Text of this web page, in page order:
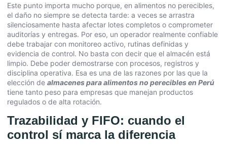
Este punto importa mucho porque, en alimentos no perecibles,
el daño no siempre se detecta tarde: a veces se arrastra
silenciosamente hasta afectar lotes completos o comprometer
auditorías y entregas. Por eso, un operador realmente confiable
debe trabajar con monitoreo activo, rutinas definidas y
evidencia de control. No basta con decir que el almacén está
limpio. Debe poder demostrarse con procesos, registros y
disciplina operativa. Esa es una de las razones por las que la
elección de almacenes para alimentos no perecibles en Perú
tiene tanto peso para empresas que manejan productos
regulados o de alta rotación.
Trazabilidad y FIFO: cuando el
control sí marca la diferencia